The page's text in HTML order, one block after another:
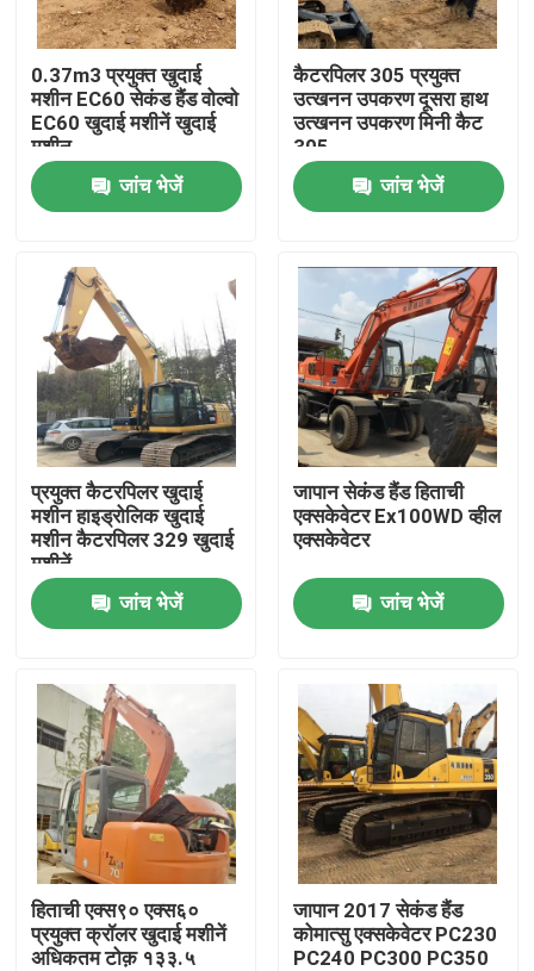
उत्पादों
वीडियो
हमारे बारे में
कारखाना भ्रमण
संपर्क करें
एक उद्धरण का अनुरोध करें
इस्तेमाल किए गए डंप ट्रक
प्रयुक्त टिपर ट्रक
0.37m3 प्रयुक्त खुदाई
मशीन EC60 सेकंड हैंड वोल्वो
EC60 खुदाई मशीनें खुदाई
मशीन
जांच भेजें
कैटरपिलर 305 प्रयुक्त
उत्खनन उपकरण दूसरा हाथ
उत्खनन उपकरण मिनी कैट
305
जांच भेजें
प्रयुक्त कैटरपिलर खुदाई
मशीन हाइड्रोलिक खुदाई
मशीन कैटरपिलर 329 खुदाई
मशीनें
जांच भेजें
जापान सेकंड हैंड हिताची
एक्सकेवेटर Ex100WD व्हील
एक्सकेवेटर
जांच भेजें
हिताची एक्स९० एक्स६०
प्रयुक्त क्रॉलर खुदाई मशीनें
अधिकतम टोक़ १३३.५
जापान 2017 सेकंड हैंड
कोमात्सु एक्सकेवेटर PC230
PC240 PC300 PC350